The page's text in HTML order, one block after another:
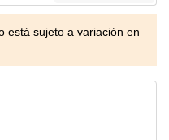
está sujeto a variación en